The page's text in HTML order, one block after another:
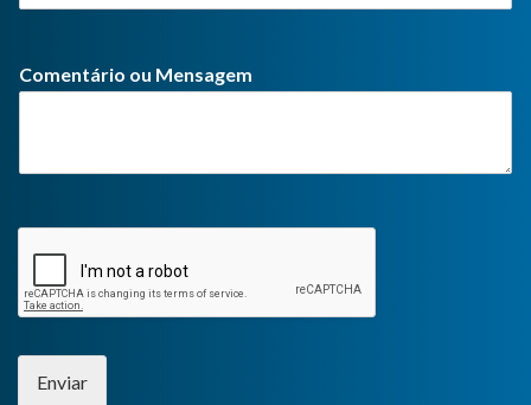
Comentário ou Mensagem
Enviar